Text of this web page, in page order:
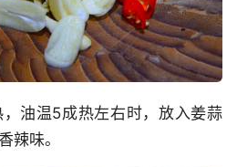
油温5成热左右时，放入姜蒜
辣味。